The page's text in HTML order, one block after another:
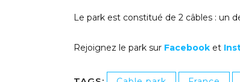
Le park est constitué de 2 câbles : un
Rejoignez le park sur Facebook et